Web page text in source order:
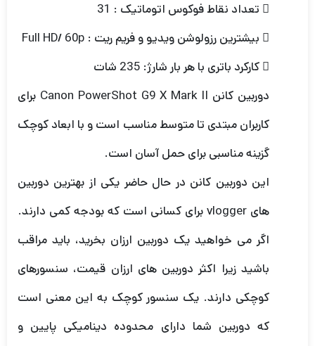
 تعداد نقاط فوکوس اتوماتیک : 31
 بیشترین رزولوشن ویدیو و فریم ریت : Full HD/ 60p
 کارکرد باتری با هر بار شارژ: 235 شات
دوربین کانن Canon PowerShot G9 X Mark II برای
کاربران مبتدی تا متوسط مناسب است و با ابعاد کوچک
گزینه مناسبی برای حمل آسان است.
این دوربین کانن در حال حاضر یکی از بهترین دوربین
های vlogger برای کسانی است که بودجه کمی دارند.
اگر می خواهید یک دوربین ارزان بخرید، باید مراقب
باشید زیرا اکثر دوربین های ارزان قیمت، سنسورهای
کوچکی دارند. یک سنسور کوچک به این معنی است
که دوربین شما دارای محدوده دینامیکی پایین و